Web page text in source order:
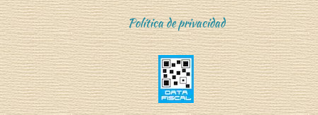
g
Política de privacidad